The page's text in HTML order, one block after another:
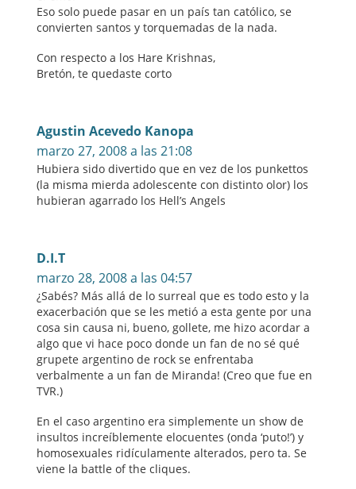
Eso solo puede pasar en un país tan católico, se
convierten santos y torquemadas de la nada.
Con respecto a los Hare Krishnas,
Bretón, te quedaste corto
Agustin Acevedo Kanopa
marzo 27, 2008 a las 21:08
Hubiera sido divertido que en vez de los punkettos
(la misma mierda adolescente con distinto olor) los
hubieran agarrado los Hell’s Angels
D.I.T
marzo 28, 2008 a las 04:57
¿Sabés? Más allá de lo surreal que es todo esto y la
exacerbación que se les metió a esta gente por una
cosa sin causa ni, bueno, gollete, me hizo acordar a
algo que vi hace poco donde un fan de no sé qué
grupete argentino de rock se enfrentaba
verbalmente a un fan de Miranda! (Creo que fue en
TVR.)
En el caso argentino era simplemente un show de
insultos increíblemente elocuentes (onda ‘puto!’) y
homosexuales ridículamente alterados, pero ta. Se
viene la battle of the cliques.